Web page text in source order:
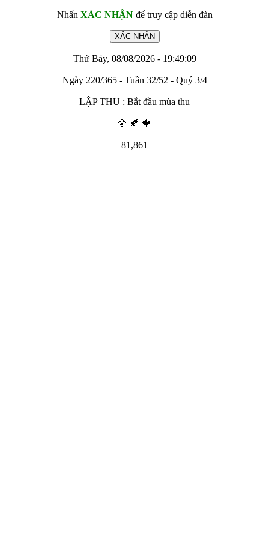
Nhấn XÁC NHẬNđể truy cập diễn đàn
Thứ Bảy, 08/08/2026 - 19:49:09
Ngày 220/365 - Tuần 32/52 - Quý 3/4
LẬP THU : Bắt đầu mùa thu
🌼 🍂 🍁
81,861